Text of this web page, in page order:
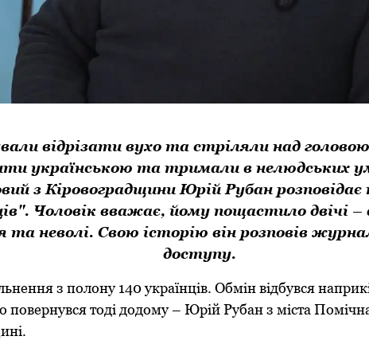
відрізати вухо та стріляли над
українською та тримали в нелюдських
з Кіровоградщини Юрій Рубан розповідає
Чоловік вважає, йому пощастило двічі
та неволі. Свою історію він розповів
доступу.
з полону 140 українців. Обмін відбувся
повернувся тоді додому – Юрій Рубан з міста